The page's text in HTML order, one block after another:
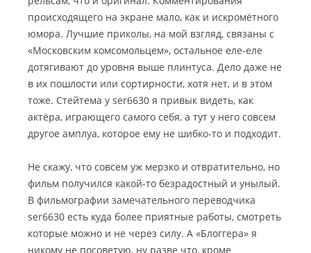
происходящего на экране мало, как и искромётного
юмора. Лучшие приколы, на мой взгляд, связаны с
«Московским комсомольцем», остальное еле-еле
дотягивают до уровня выше плинтуса. Дело даже не
в их пошлости или сортирности, хотя нет, и в этом
тоже. Стейтема у ser6630 я привык видеть, как
актёра, играющего самого себя, а тут у него совсем
другое амплуа, которое ему не шибко-то и подходит.
Не скажу, что совсем уж мерзко и отвратительно, но
фильм получился какой-то безрадостный и унылый.
В фильмографии замечательного переводчика
ser6630 есть куда более приятные работы, смотреть
которые можно и не через силу. А «Блоггера» я
никому не посоветую, ну разве что, кроме